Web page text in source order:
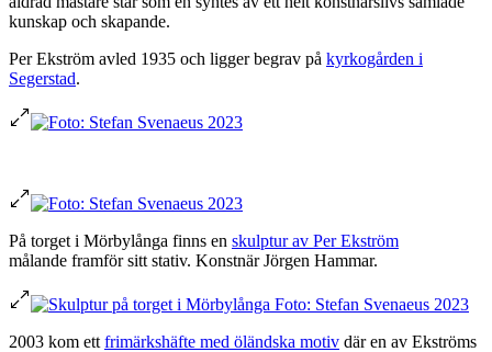
kunskap och skapande.
Per Ekström avled 1935 och ligger begrav på kyrkogården i
Segerstad.
På torget i Mörbylånga finns en skulptur av Per Ekström
målande framför sitt stativ. Konstnär Jörgen Hammar.
2003 kom ett frimärkshäfte med öländska motiv där en av Ekströms